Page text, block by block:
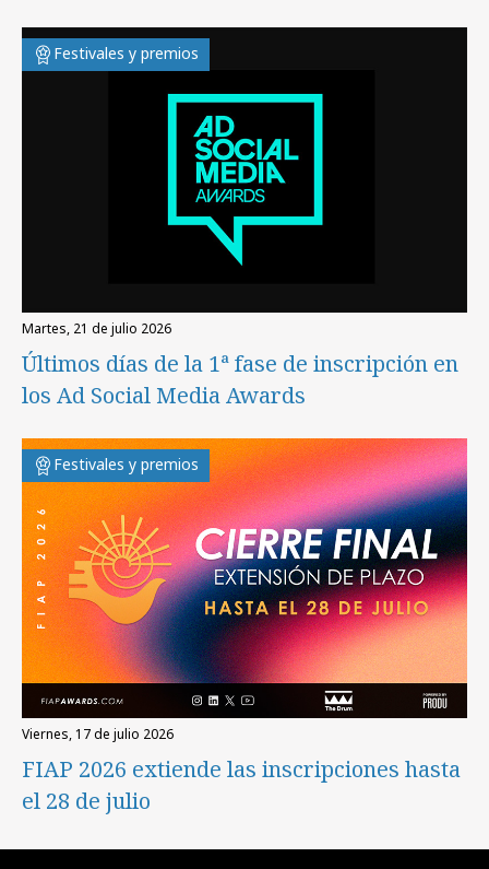
Festivales y premios
martes, 21 de julio 2026
Últimos días de la 1ª fase de inscripción en
los Ad Social Media Awards
Festivales y premios
viernes, 17 de julio 2026
FIAP 2026 extiende las inscripciones hasta
el 28 de julio